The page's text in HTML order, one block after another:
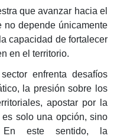
que avanzar hacia el
no depende únicamente
capacidad de fortalecer
en el territorio.
enfrenta desafíos
la presión sobre los
apostar por la
solo una opción, sino
En este sentido, la